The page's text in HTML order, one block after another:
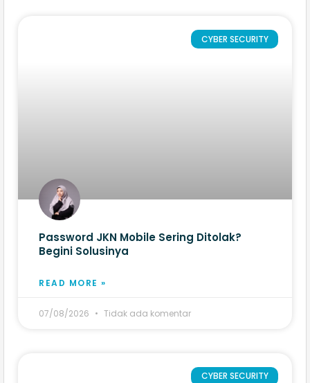
CYBER SECURITY
Password JKN Mobile Sering Ditolak?
Begini Solusinya
READ MORE »
07/08/2026 Tidak ada komentar
CYBER SECURITY